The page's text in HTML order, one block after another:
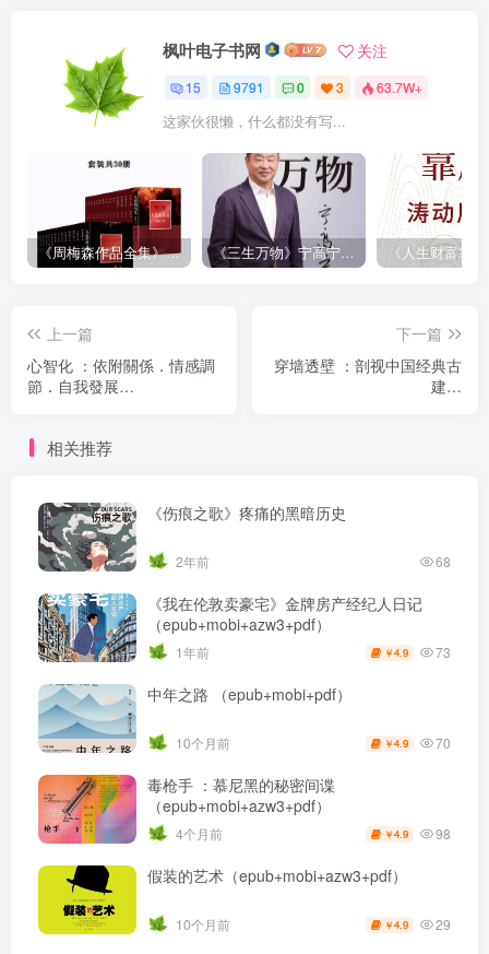
枫叶电子书网 关注
15 9791 0 3 63.7W+
这家伙很懒，什么都没有写...
《周梅森作品全集》[共30册] 《三生万物》宁高宁（epub+mobi+azw3+pdf）
上一篇
心智化 ：依附關係．情感調
節．自我發展
下一篇
穿墙透壁 ：剖视中国经典古
建筑
相关推荐
《伤痕之歌》疼痛的黑暗历史
2年前 68
《我在伦敦卖豪宅》金牌房产经纪人日记
（epub+mobi+azw3+pdf）
1年前 ￥4.9 73
中年之路 （epub+mobi+pdf）
10个月前 ￥4.9 70
毒枪手 ：慕尼黑的秘密间谍
（epub+mobi+azw3+pdf）
4个月前 ￥4.9 98
假装的艺术（epub+mobi+azw3+pdf）
10个月前 ￥4.9 29